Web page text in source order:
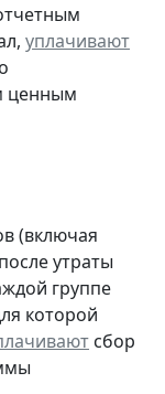
уплачивают
ценным
(включая
утраты
группе
которой
сбор